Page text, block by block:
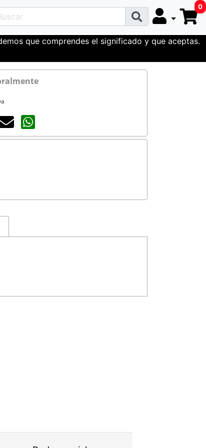
que comprendes el significado y que aceptas.
0
Agotado temporalmente
Compartir con un amigo